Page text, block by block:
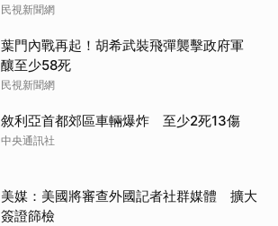
民視新聞網
葉門內戰再起！胡希武裝飛彈襲擊政府軍
釀至少58死
民視新聞網
敘利亞首都郊區車輛爆炸 至少2死13傷
中央通訊社
美媒：美國將審查外國記者社群媒體 擴大
簽證篩檢